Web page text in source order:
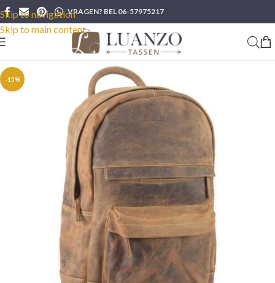
Skip to navigation
Skip to main content
VRAGEN? BEL 06-57975217
-15%